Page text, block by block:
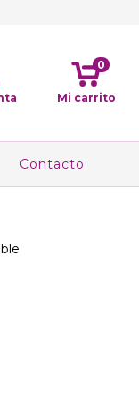
Mi carrito
0
Contacto